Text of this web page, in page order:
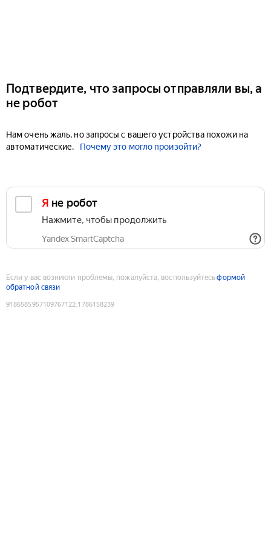
Подтвердите, что запросы отправляли вы, а
не робот
Нам очень жаль, но запросы с вашего устройства похожи на
автоматические.
Почему это могло произойти?
Я не робот
Нажмите, чтобы продолжить
Yandex SmartCaptcha
Если у вас возникли проблемы, пожалуйста, воспользуйтесьформой
обратной связи
9186585957109767122:1786158239